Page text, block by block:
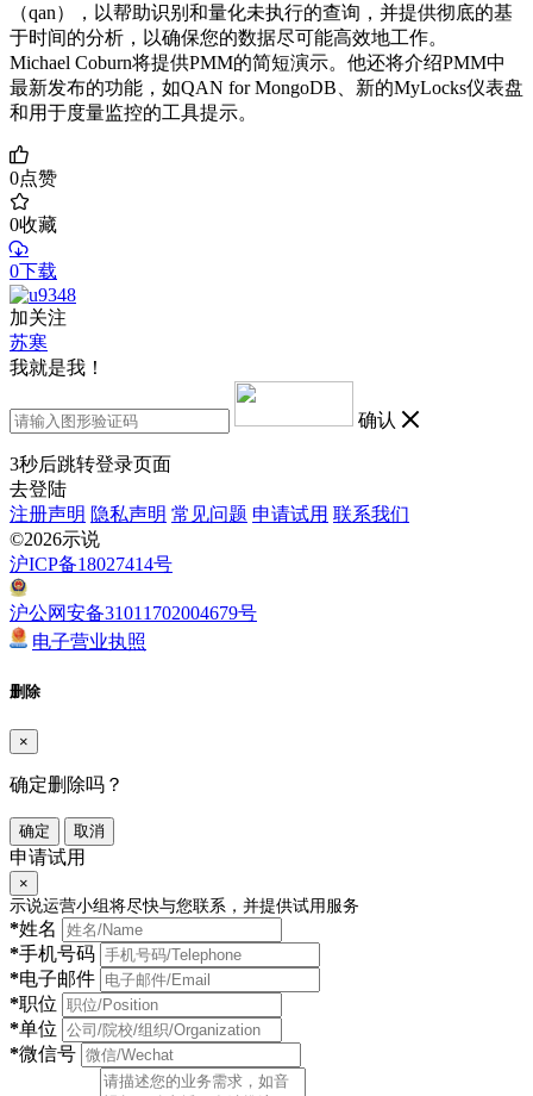
（qan），以帮助识别和量化未执行的查询，并提供彻底的基
于时间的分析，以确保您的数据尽可能高效地工作。
Michael Coburn将提供PMM的简短演示。他还将介绍PMM中
最新发布的功能，如QAN for MongoDB、新的MyLocks仪表盘
和用于度量监控的工具提示。
0点赞
0收藏
0下载
加关注
苏寒
我就是我！
确认
3秒后跳转登录页面
去登陆
注册声明 隐私声明 常见问题 申请试用 联系我们
©2026示说
沪ICP备18027414号
沪公网安备31011702004679号
电子营业执照
删除
×
确定删除吗？
确定 取消
申请试用
×
示说运营小组将尽快与您联系，并提供试用服务
*姓名
*手机号码
*电子邮件
*职位
*单位
*微信号